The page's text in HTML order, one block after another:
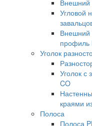
Внешний
Угловой
Внешний
профиль
Уголок
Уголок с
CO
краями
Полоса
Полоса